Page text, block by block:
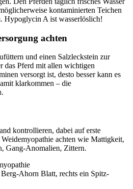
kontaminierten Teichen
Hypoglycin A ist wasserlöslich!
achten
und einen Salzleckstein zur
das Pferd mit allen wichtigen
versorgt ist, desto besser kann es
klarkommen – die
kontrollieren, dabei auf erste
achten wie Mattigkeit,
Gang-Anomalien, Zittern.
Ahorn Blatt, rechts ein Spitz-